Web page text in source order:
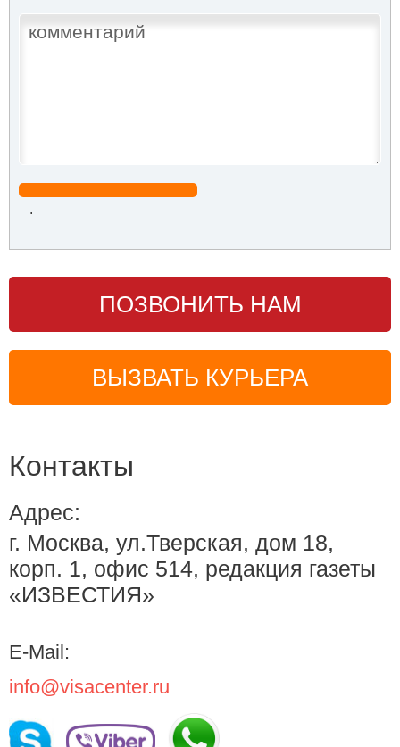
.
ПОЗВОНИТЬ НАМ
ВЫЗВАТЬ КУРЬЕРА
Контакты
Адрес:
г. Москва, ул.Тверская, дом 18,
корп. 1, офис 514, редакция газеты
«ИЗВЕСТИЯ»
E-Mail:
info@visacenter.ru